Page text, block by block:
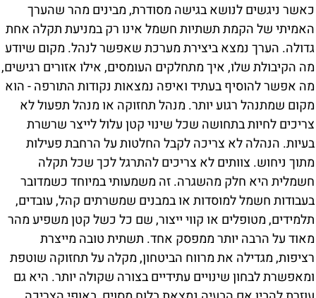
כאשר ניגשים לנושא בגישה מסודרת, מבינים מהר שהערך
האמיתי של הקמת תשתיות חשמל אינו רק במניעת תקלה אחת
גדולה. הערך נמצא ביצירת מערכת שאפשר לנהל. מקום שיודע
מה הקיבולת שלו, איך מתחלקים העומסים, אילו אזורים רגישים,
מה אפשר להוסיף בעתיד ואיפה נמצאות נקודות התורפה - הוא
מקום שמתנהל רגוע יותר. מנהל תחזוקה או מנהל תפעול לא
צריכים לחיות בתחושה שכל שינוי קטן עלול לייצר שרשרת
בעיות. הנהלה לא צריכה לקבל החלטות על הרחבת פעילות
מתוך ניחוש. צוותים לא צריכים להתרגל לכך שכל תקלה
חשמלית היא חלק מהשגרה. זה משמעותי במיוחד כשמדובר
בעבודות חשמל למוסדות או במבנים שמשרתים קהל, עובדים,
תלמידים, מטופלים או קווי ייצור, שם כל כשל קטן משפיע מהר
מאוד על הרבה יותר ממפסק אחד. תשתית טובה מייצרת
רציפות, מגדילה את מרווח הביטחון, מקלה על תחזוקה שוטפת
ומאפשרת לבחון שינויים עתידיים בצורה שקולה יותר. היא גם